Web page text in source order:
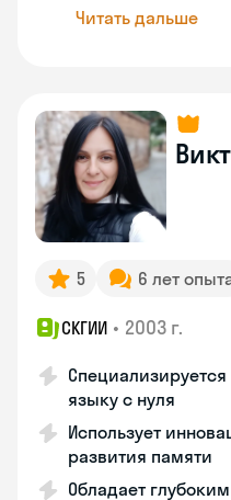
Читать дальше
5 6 лет
СКГИИ • 2003 г.
языку с нуля
Использует
развития памяти
Обладает